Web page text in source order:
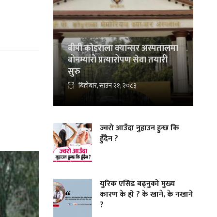
बीपी कोइराला क्यान्सर अस्पतालमा
बोनम्यारो प्रत्यारोपण सेवा तयारी
सुरु
बिहीबार, साउन २१, २०८३
ज्वरो आउँदा नुहाउन हुन्छ कि
हुँदैन ?
युरिक एसिड बढ्नुको मुख्य
कारण के हो ? के खाने, के नखाने
?